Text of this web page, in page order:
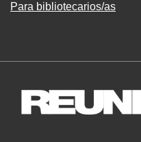
Para bibliotecarios/as